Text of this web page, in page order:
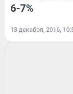
6-7%
13 декабря, 2016,